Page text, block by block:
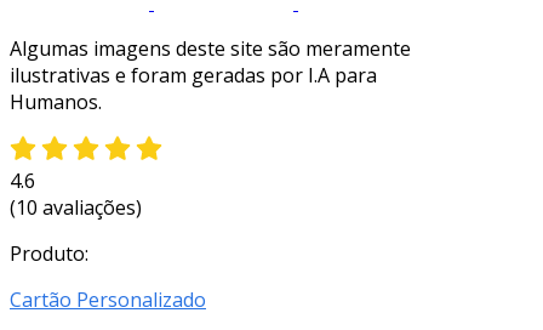
Algumas imagens deste site são meramente
ilustrativas e foram geradas por I.A para
Humanos.
4.6
(10 avaliações)
Produto:
Cartão Personalizado